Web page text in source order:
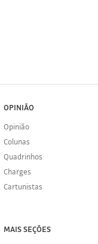
OPINIÃO
Opinião
Colunas
Quadrinhos
Charges
Cartunistas
MAIS SEÇÕES